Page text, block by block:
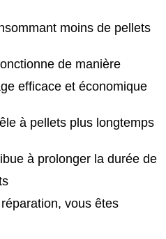
moins de pellets
de manière
efficace et économique
à pellets plus longtemps
à prolonger la durée de
vous êtes